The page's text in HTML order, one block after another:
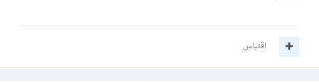
اقتباس